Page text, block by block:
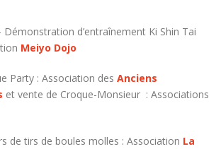
Démonstration d’entraînement Ki Shin Tai
Meiyo Dojo
Party : Association desAnciens
et vente de Croque-Monsieur : Associations
de tirs de boules molles : Association La